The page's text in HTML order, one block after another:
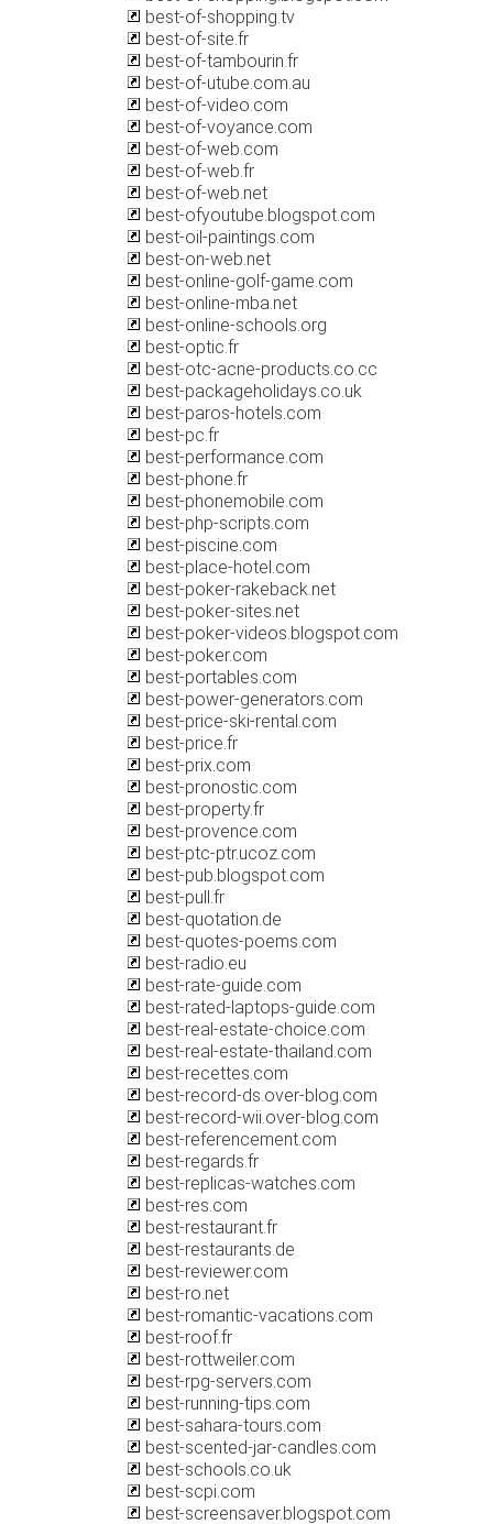
best-of-shopping.tv
best-of-site.fr
best-of-tambourin.fr
best-of-utube.com.au
best-of-video.com
best-of-voyance.com
best-of-web.com
best-of-web.fr
best-of-web.net
best-ofyoutube.blogspot.com
best-oil-paintings.com
best-on-web.net
best-online-golf-game.com
best-online-mba.net
best-online-schools.org
best-optic.fr
best-otc-acne-products.co.cc
best-packageholidays.co.uk
best-paros-hotels.com
best-pc.fr
best-performance.com
best-phone.fr
best-phonemobile.com
best-php-scripts.com
best-piscine.com
best-place-hotel.com
best-poker-rakeback.net
best-poker-sites.net
best-poker-videos.blogspot.com
best-poker.com
best-portables.com
best-power-generators.com
best-price-ski-rental.com
best-price.fr
best-prix.com
best-pronostic.com
best-property.fr
best-provence.com
best-ptc-ptr.ucoz.com
best-pub.blogspot.com
best-pull.fr
best-quotation.de
best-quotes-poems.com
best-radio.eu
best-rate-guide.com
best-rated-laptops-guide.com
best-real-estate-choice.com
best-real-estate-thailand.com
best-recettes.com
best-record-ds.over-blog.com
best-record-wii.over-blog.com
best-referencement.com
best-regards.fr
best-replicas-watches.com
best-res.com
best-restaurant.fr
best-restaurants.de
best-reviewer.com
best-ro.net
best-romantic-vacations.com
best-roof.fr
best-rottweiler.com
best-rpg-servers.com
best-running-tips.com
best-sahara-tours.com
best-scented-jar-candles.com
best-schools.co.uk
best-scpi.com
best-screensaver.blogspot.com